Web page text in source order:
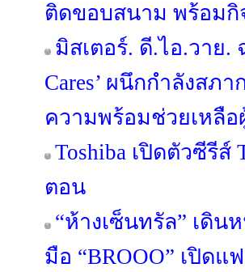
ติดขอบสนาม พร้อมกิ
มิสเตอร์. ดี.ไอ.วาย.
Cares’ ผนึกกำลังสภ
ความพร้อมช่วยเหลื
Toshiba เปิดตัวซีรี
ตอน
“ห้างเซ็นทรัล” เดิ
มือ “BROOO” เปิด